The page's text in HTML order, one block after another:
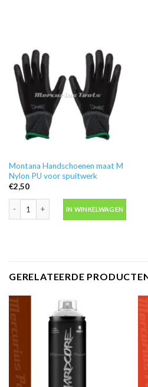
Montana Handschoenen maat M
Nylon PU voor spuitwerk
€2,50
IN WINKELWAGEN
GERELATEERDE